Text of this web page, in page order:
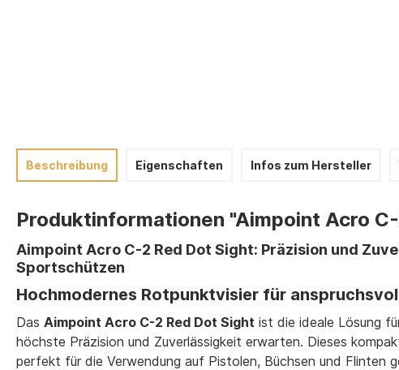
Beschreibung Eigenschaften Infos zum Hersteller
Produktinformationen "Aimpoint Acro
Aimpoint Acro C-2 Red Dot Sight: Präzision und
Sportschützen
Hochmodernes Rotpunktvisier für
Das Aimpoint Acro C-2 Red Dot Sight ist die ideale Lösung
höchste Präzision und Zuverlässigkeit erwarten. Dieses
perfekt für die Verwendung auf Pistolen, Büchsen und Flinten